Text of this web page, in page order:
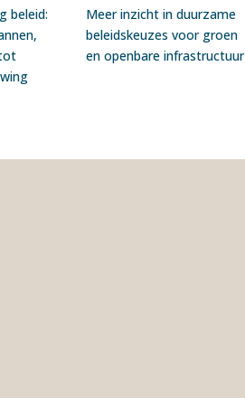
beleid:
Meer inzicht in duurzame
beleidskeuzes voor groen
en openbare infrastructuur